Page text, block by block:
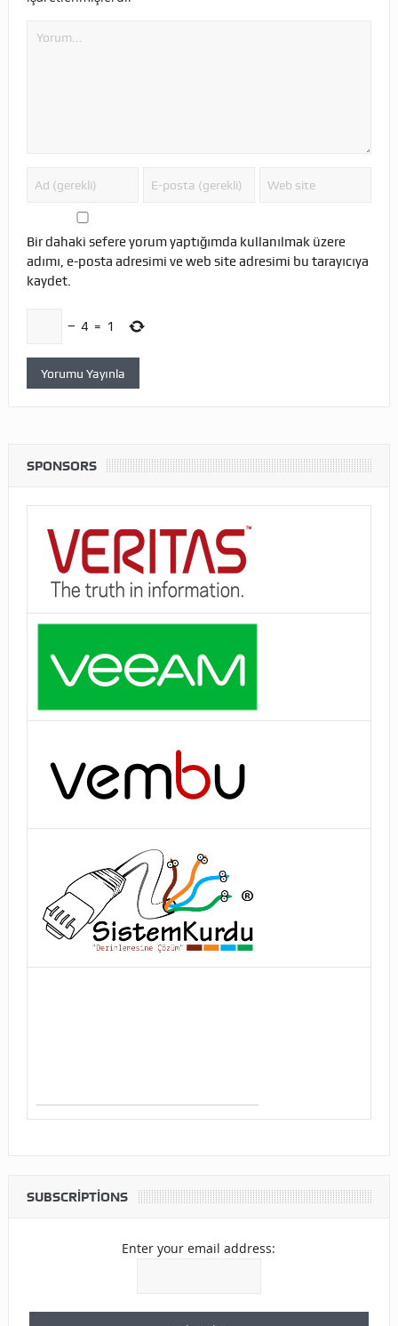
Bir dahaki sefere yorum yaptığımda kullanılmak üzere
adımı, e-posta adresimi ve web site adresimi bu tarayıcıya
kaydet.
− 4 = 1
SPONSORS
SUBSCRIPTIONS
Enter your email address: